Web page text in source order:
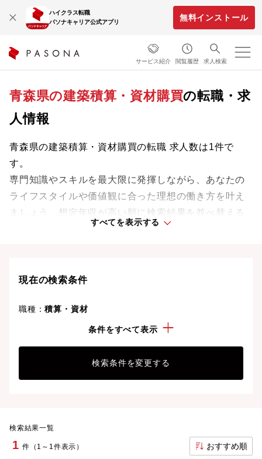
ハイクラス転職
パソナキャリア公式アプリ
無料インストール
サービス紹介 閲覧履歴 求人検索
青森県の建築積算・資材購買の転職・求
人情報
青森県の建築積算・資材購買の転職 求人数は1件で
す。
専門知識やスキルを最大限に発揮しながら、あなたの
ライフスタイルや価値観に合った理想の働き方を叶え
ましょう。想定年収が高い順に検索結果を並べ替える
すべてを表示する
現在の検索条件
職種：積算・資材
条件をすべて表示
検索条件を変更する
検索結果一覧
1 件（1～1件表示） おすすめ順